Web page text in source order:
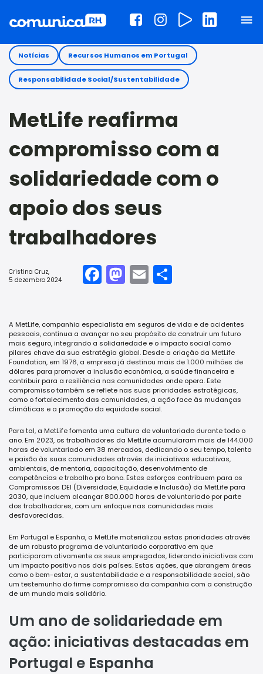
Notícias Recursos Humanos em Portugal
Responsabilidade Social/Sustentabilidade
MetLife reafirma
compromisso com a
solidariedade com o
apoio dos seus
trabalhadores
Cristina Cruz
5 dezembro 2024
Facebook
Mastodon
EmailShare
A MetLife, companhia especialista em seguros de vida e de acidentes
pessoais, continua a avançar no seu propósito de construir um futuro
mais seguro, integrando a solidariedade e o impacto social como
pilares chave da sua estratégia global. Desde a criação da MetLife
Foundation, em 1976, a empresa já destinou mais de 1.000 milhões de
dólares para promover a inclusão económica, a saúde financeira e
contribuir para a resiliência nas comunidades onde opera. Este
compromisso também se reflete nas suas prioridades estratégicas,
como o fortalecimento das comunidades, a ação face às mudanças
climáticas e a promoção da equidade social.
Para tal, a MetLife fomenta uma cultura de voluntariado durante todo o
ano. Em 2023, os trabalhadores da MetLife acumularam mais de 144.000
horas de voluntariado em 38 mercados, dedicando o seu tempo, talento
e paixão às suas comunidades através de iniciativas educativas,
ambientais, de mentoria, capacitação, desenvolvimento de
competências e trabalho pro bono. Estes esforços contribuem para os
Compromissos DEI (Diversidade, Equidade e Inclusão) da MetLife para
2030, que incluem alcançar 800.000 horas de voluntariado por parte
dos trabalhadores, com um enfoque nas comunidades mais
desfavorecidas.
Em Portugal e Espanha, a MetLife materializou estas prioridades através
de um robusto programa de voluntariado corporativo em que
participaram ativamente os seus empregados, liderando iniciativas com
um impacto positivo nos dois países. Estas ações, que abrangem áreas
como o bem-estar, a sustentabilidade e a responsabilidade social, são
um testemunho do firme compromisso da companhia com a construção
de um mundo mais solidário.
Um ano de solidariedade em
ação: iniciativas destacadas em
Portugal e Espanha